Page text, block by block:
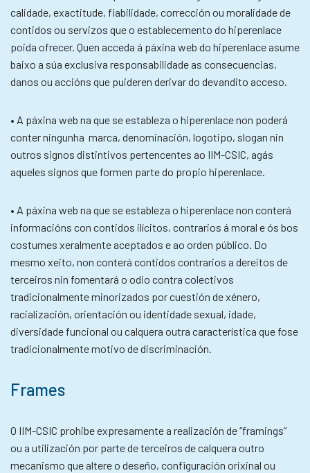
calidade, exactitude, fiabilidade, corrección ou moralidade de
contidos ou servizos que o establecemento do hiperenlace
poida ofrecer. Quen acceda á páxina web do hiperenlace asume
baixo a súa exclusiva responsabilidade as consecuencias,
danos ou accións que puideren derivar do devandito acceso.
• A páxina web na que se estableza o hiperenlace non poderá
conter ningunha marca, denominación, logotipo, slogan nin
outros signos distintivos pertencentes ao IIM-CSIC, agás
aqueles signos que formen parte do propio hiperenlace.
• A páxina web na que se estableza o hiperenlace non conterá
informacións con contidos ilícitos, contrarios á moral e ós bos
costumes xeralmente aceptados e ao orden público. Do
mesmo xeito, non conterá contidos contrarios a dereitos de
terceiros nin fomentará o odio contra colectivos
tradicionalmente minorizados por cuestión de xénero,
racialización, orientación ou identidade sexual, idade,
diversidade funcional ou calquera outra característica que fose
tradicionalmente motivo de discriminación.
Frames
O IIM-CSIC prohibe expresamente a realización de “framings”
ou a utilización por parte de terceiros de calquera outro
mecanismo que altere o deseño, configuración orixinal ou